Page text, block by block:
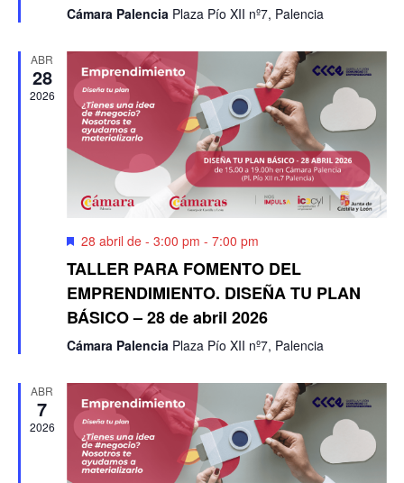
Cámara Palencia Plaza Pío XII nº7, Palencia
ABR
28
2026
Destacado
28 abril de - 3:00 pm - 7:00 pm
TALLER PARA FOMENTO DEL
EMPRENDIMIENTO. DISEÑA TU PLAN
BÁSICO – 28 de abril 2026
Cámara Palencia Plaza Pío XII nº7, Palencia
ABR
7
2026